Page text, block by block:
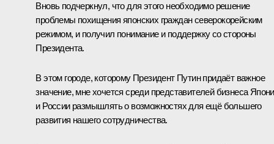
Вновь подчеркнул, что для этого необходимо решение
проблемы похищения японских граждан северокорейским
режимом, и получил понимание и поддержку со стороны
Президента.
В этом городе, которому Президент Путин придаёт важное
значение, мне хочется среди представителей бизнеса
и России размышлять о возможностях для ещё большего
развития нашего сотрудничества.